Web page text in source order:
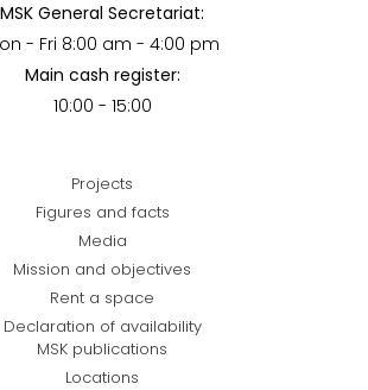
MSK General Secretariat:
- Fri 8:00 am - 4:00 pm
Main cash register:
10:00 - 15:00
Projects
Figures and facts
Media
Mission and objectives
Rent a space
Declaration of availability
MSK publications
Locations